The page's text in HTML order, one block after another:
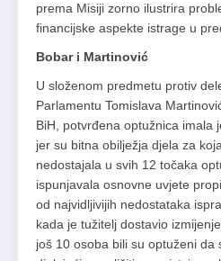
prema Misiji zorno ilustrira
financijske aspekte istrage u
Bobar i Martinović
U složenom predmetu protiv
Parlamentu Tomislava
BiH, potvrđena optužnica imala
jer su bitna obilježja djela za
nedostajala u svih 12 točaka
ispunjavala osnovne uvjete
od najvidljivijih nedostataka
kada je tužitelj dostavio
još 10 osoba bili su optuženi da